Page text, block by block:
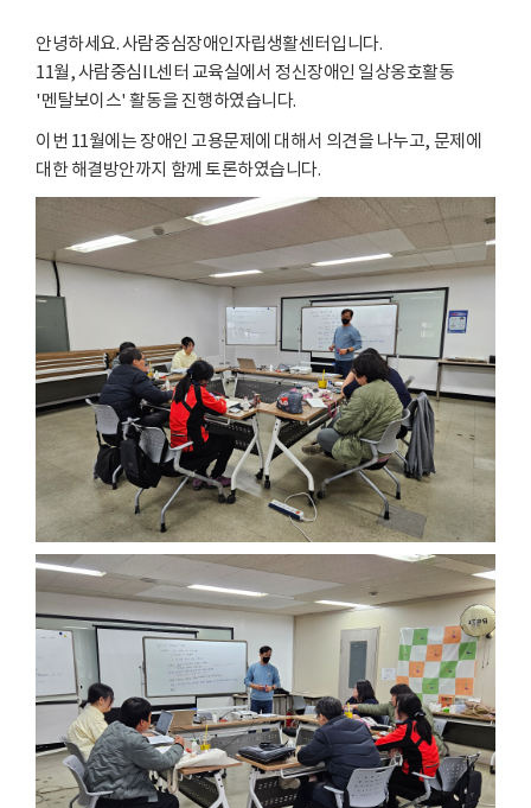
안녕하세요. 사람중심장애인자립생활센터입니다.
11월, 사람중심IL센터 교육실에서 정신장애인 일상옹호활동
'멘탈보이스' 활동을 진행하였습니다.
이번 11월에는 장애인 고용문제에 대해서 의견을 나누고, 문제에
대한 해결방안까지 함께 토론하였습니다.